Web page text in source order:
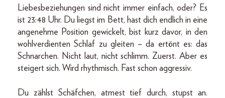
Liebesbeziehungen sind nicht immer einfach, oder? Es
ist 23:48 Uhr. Du liegst im Bett, hast dich endlich in eine
angenehme Position gewickelt, bist kurz davor, in den
wohlverdienten Schlaf zu gleiten – da ertönt es: das
Schnarchen. Nicht laut, nicht schlimm. Zuerst. Aber es
steigert sich. Wird rhythmisch. Fast schon aggressiv.
Du zählst Schäfchen, atmest tief durch, stupst an.